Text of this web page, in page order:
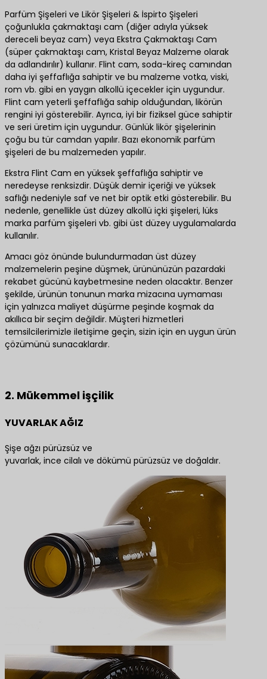
Parfüm Şişeleri ve Likör Şişeleri & İspirto Şişeleri
çoğunlukla çakmaktaşı cam (diğer adıyla yüksek
dereceli beyaz cam) veya Ekstra Çakmaktaşı Cam
(süper çakmaktaşı cam, Kristal Beyaz Malzeme olarak
da adlandırılır) kullanır. Flint cam, soda-kireç camından
daha iyi şeffaflığa sahiptir ve bu malzeme votka, viski,
rom vb. gibi en yaygın alkollü içecekler için uygundur.
Flint cam yeterli şeffaflığa sahip olduğundan, likörün
rengini iyi gösterebilir. Ayrıca, iyi bir fiziksel güce sahiptir
ve seri üretim için uygundur. Günlük likör şişelerinin
çoğu bu tür camdan yapılır. Bazı ekonomik parfüm
şişeleri de bu malzemeden yapılır.
Ekstra Flint Cam en yüksek şeffaflığa sahiptir ve
neredeyse renksizdir. Düşük demir içeriği ve yüksek
saflığı nedeniyle saf ve net bir optik etki gösterebilir. Bu
nedenle, genellikle üst düzey alkollü içki şişeleri, lüks
marka parfüm şişeleri vb. gibi üst düzey uygulamalarda
kullanılır.
Amacı göz önünde bulundurmadan üst düzey
malzemelerin peşine düşmek, ürününüzün pazardaki
rekabet gücünü kaybetmesine neden olacaktır. Benzer
şekilde, ürünün tonunun marka mizacına uymaması
için yalnızca maliyet düşürme peşinde koşmak da
akıllıca bir seçim değildir. Müşteri hizmetleri
temsilcilerimizle iletişime geçin, sizin için en uygun ürün
çözümünü sunacaklardır.
2. Mükemmel işçilik
YUVARLAK AĞIZ
Şişe ağzı pürüzsüz ve
yuvarlak, ince cilalı ve dökümü pürüzsüz ve doğaldır.